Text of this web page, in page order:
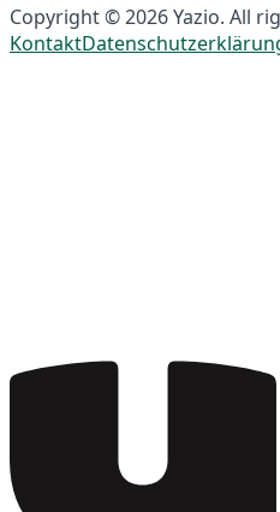
Copyright © 2026 Yazio. All
Kontakt